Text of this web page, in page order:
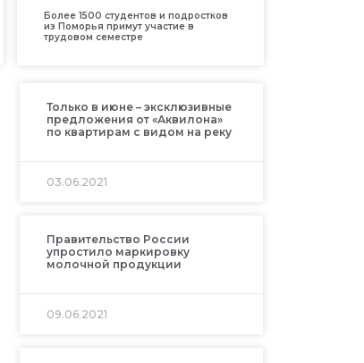
Более 1500 студентов и подростков
из Поморья примут участие в
трудовом семестре
Только в июне – эксклюзивные
предложения от «Аквилона»
по квартирам с видом на реку
03.06.2021
Правительство России
упростило маркировку
молочной продукции
09.06.2021